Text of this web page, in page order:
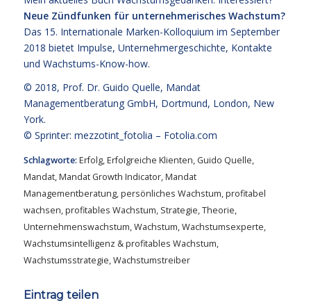
Neue Zündfunken für unternehmerisches Wachstum?
Das 15. Internationale Marken-Kolloquium im September
2018 bietet Impulse, Unternehmergeschichte, Kontakte
und Wachstums-Know-how.
© 2018, Prof. Dr. Guido Quelle, Mandat
Managementberatung GmbH, Dortmund, London, New
York.
© Sprinter: mezzotint_fotolia – Fotolia.com
Schlagworte: Erfolg,Erfolgreiche Klienten, Guido Quelle,
Mandat,Mandat Growth Indicator,Mandat
Managementberatung,persönliches Wachstum,profitabel
wachsen,profitables Wachstum, Strategie,Theorie,
Unternehmenswachstum,Wachstum,Wachstumsexperte,
Wachstumsintelligenz & profitables Wachstum,
Wachstumsstrategie,Wachstumstreiber
Eintrag teilen